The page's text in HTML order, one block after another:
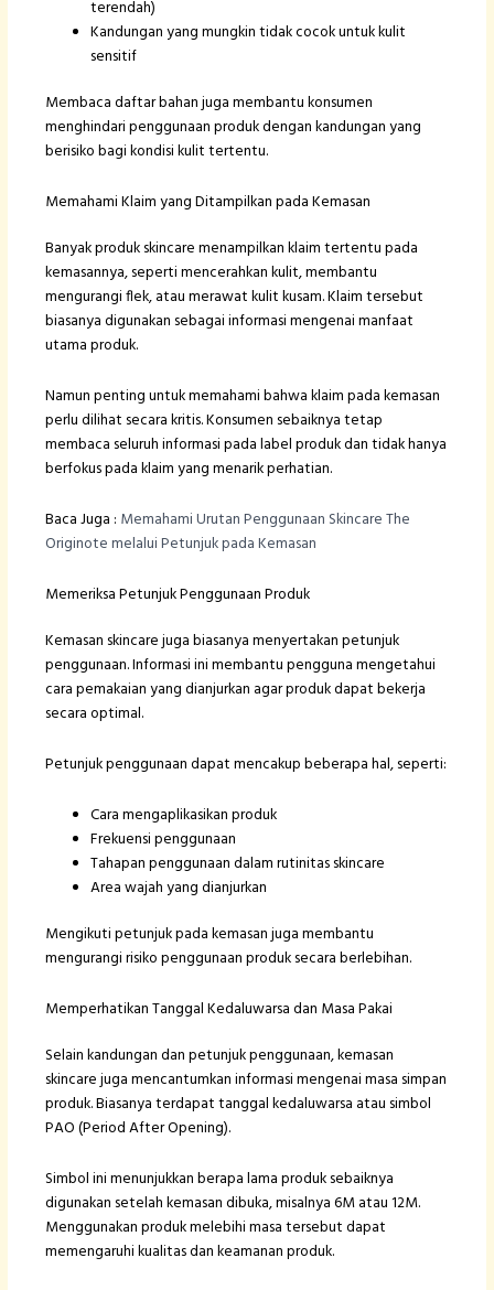
terendah)
Kandungan yang mungkin tidak cocok untuk kulit
sensitif
Membaca daftar bahan juga membantu konsumen
menghindari penggunaan produk dengan kandungan yang
berisiko bagi kondisi kulit tertentu.
Memahami Klaim yang Ditampilkan pada Kemasan
Banyak produk skincare menampilkan klaim tertentu pada
kemasannya, seperti mencerahkan kulit, membantu
mengurangi flek, atau merawat kulit kusam. Klaim tersebut
biasanya digunakan sebagai informasi mengenai manfaat
utama produk.
Namun penting untuk memahami bahwa klaim pada kemasan
perlu dilihat secara kritis. Konsumen sebaiknya tetap
membaca seluruh informasi pada label produk dan tidak hanya
berfokus pada klaim yang menarik perhatian.
Baca Juga : Memahami Urutan Penggunaan Skincare The
Originote melalui Petunjuk pada Kemasan
Memeriksa Petunjuk Penggunaan Produk
Kemasan skincare juga biasanya menyertakan petunjuk
penggunaan. Informasi ini membantu pengguna mengetahui
cara pemakaian yang dianjurkan agar produk dapat bekerja
secara optimal.
Petunjuk penggunaan dapat mencakup beberapa hal, seperti:
Cara mengaplikasikan produk
Frekuensi penggunaan
Tahapan penggunaan dalam rutinitas skincare
Area wajah yang dianjurkan
Mengikuti petunjuk pada kemasan juga membantu
mengurangi risiko penggunaan produk secara berlebihan.
Memperhatikan Tanggal Kedaluwarsa dan Masa Pakai
Selain kandungan dan petunjuk penggunaan, kemasan
skincare juga mencantumkan informasi mengenai masa simpan
produk. Biasanya terdapat tanggal kedaluwarsa atau simbol
PAO (Period After Opening).
Simbol ini menunjukkan berapa lama produk sebaiknya
digunakan setelah kemasan dibuka, misalnya 6M atau 12M.
Menggunakan produk melebihi masa tersebut dapat
memengaruhi kualitas dan keamanan produk.